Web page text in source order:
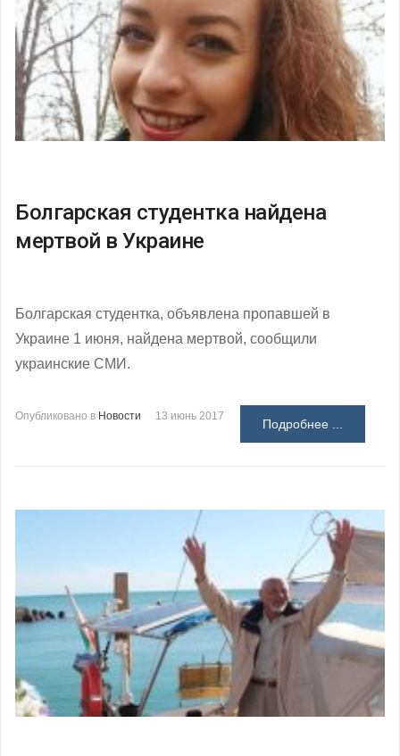
Болгарская студентка найдена
мертвой в Украине
Болгарская студентка, объявлена пропавшей в
Украине 1 июня, найдена мертвой, сообщили
украинские СМИ.
Опубликовано в Новости 13 июнь 2017
Подробнее ...